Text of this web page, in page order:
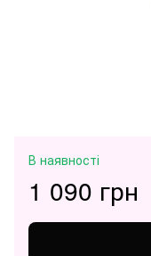
В наявності
1 090 грн